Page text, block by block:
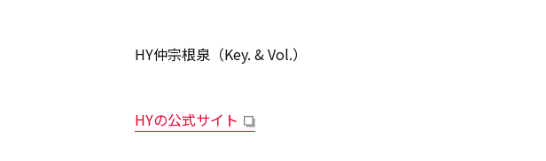
運営会社 プライバシーポリシー
HY仲宗根泉（Key. & Vol.）
HYの公式サイト